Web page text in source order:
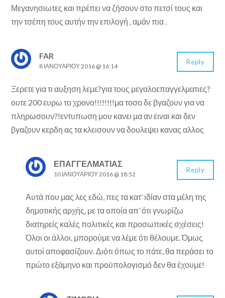
Μεγανησιωτες και πρέπει να ζήσουν στο πετσί τους και
την τσέπη τους αυτήν την επιλογή , αμάν πια .
FAR
8 ΙΑΝΟΥΑΡΊΟΥ 2016 @ 16:14
Ξερετε για τι αυξηση λεμε?για τους μεγαλοεπαγγελματιες?
ουτε 200 ευρω το χρονο!!!!!!!!μα τοσο δε βγαζουν για να
πληρωσουν?!εντυπωση μου κανει μα αν ειναι και δεν
βγαζουν κερδη ας τα κλεισουν να δουλεψει κανας αλλος
Reply
ΕΠΑΓΓΕΛΜΑΤΙΑΣ
10 ΙΑΝΟΥΑΡΊΟΥ 2016 @ 18:52
Αυτά που μας λες εδώ, πες τα κατ’ ιδίαν στα μέλη της
δημοτικής αρχής, με τα οποία απ’ ότι γνωρίζω
διατηρείς καλές πολιτικές και προσωπικές σχέσεις!
Όλοι οι άλλοι, μπορούμε να λέμε ότι θέλουμε. Όμως
αυτοί αποφασίζουν. Διότι όπως το πάτε, θα περάσει το
πρώτο εξάμηνο και προϋπολογισμό δεν θα έχουμε!
Reply